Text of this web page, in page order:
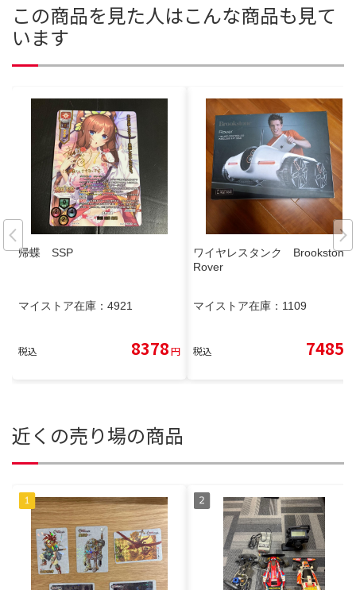
この商品を見た人はこんな商品も見て
います
帰蝶 SSP
マイストア在庫： 4921
税込 8378円
ワイヤレスタンク Brookstone
Rover
マイストア在庫： 1109
税込 7485
近くの売り場の商品